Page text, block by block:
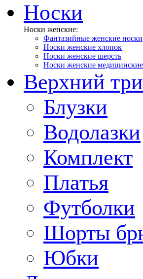
Носки
Носки женские:
Фантазийные женские носки
Носки женские хлопок
Носки женские шерсть
Носки женские медицинские
Верхний
Блузки
Водолазки
Комплект
Платья
Футболки
Шорты
Юбки